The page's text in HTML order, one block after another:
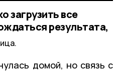
загрузить все
результата,
домой, но связь с